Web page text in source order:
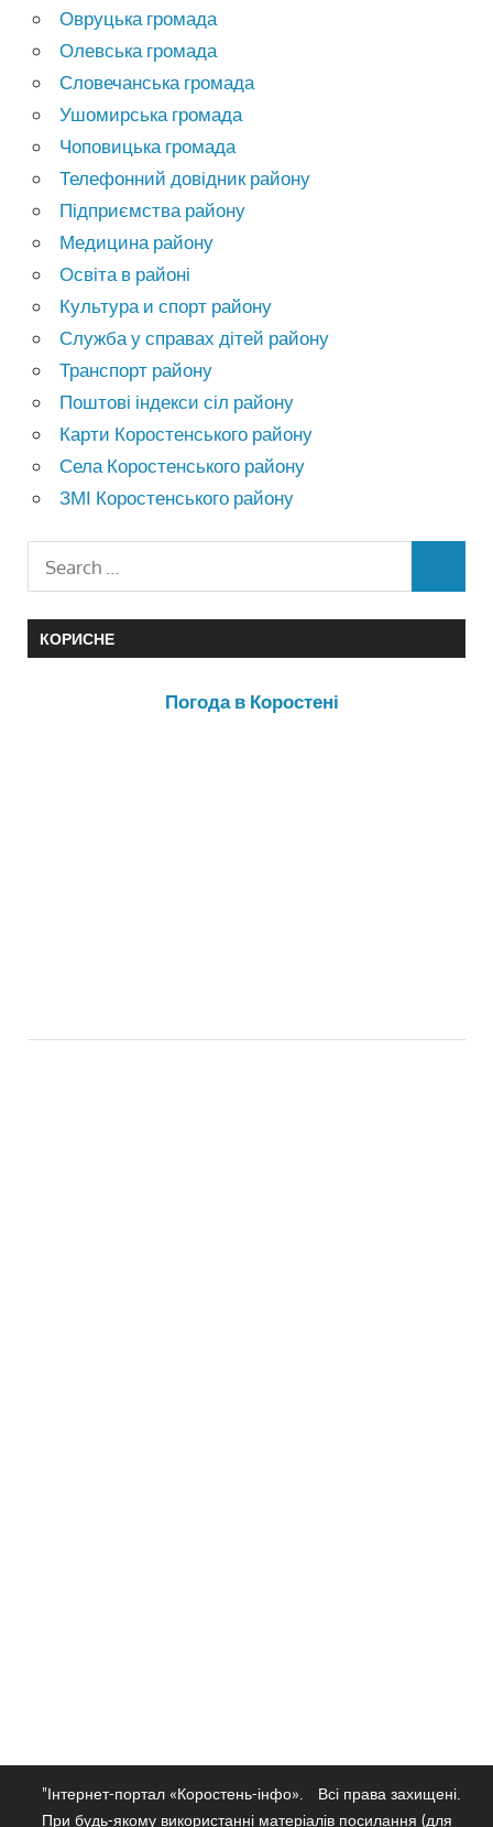
Овруцька громада
Олевська громада
Словечанська громада
Ушомирська громада
Чоповицька громада
Телефонний довідник району
Підприємства району
Медицина району
Освіта в районі
Культура и спорт району
Служба у справах дітей району
Транспорт району
Поштові індекси сіл району
Карти Коростенського району
Села Коростенського району
ЗМІ Коростенського району
КОРИСНЕ
Погода в Коростені
"Інтернет-портал «Коростень-інфо».
Всі права захищені.
При будь-якому використанні матеріалів посилання (для